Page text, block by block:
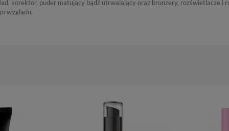
korektor, puder matujący bądź utrwalający oraz bronzery, rozświetlacze
wyglądu.